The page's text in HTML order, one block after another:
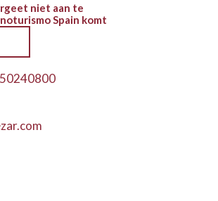
niet aan te
Spain komt